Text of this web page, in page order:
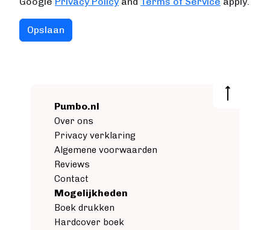
Pumbo.nl
Over ons
Privacy verklaring
Algemene voorwaarden
Reviews
Contact
Mogelijkheden
Boek drukken
Hardcover boek